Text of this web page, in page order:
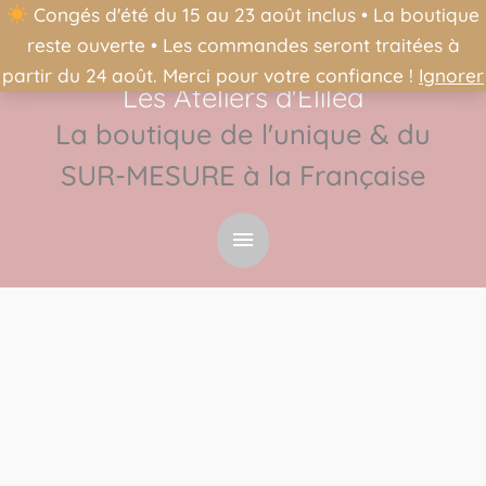
Congés d'été du 15 au 23 août inclus • La boutique
reste ouverte • Les commandes seront traitées à
partir du 24 août. Merci pour votre confiance ! Ignorer
Les Ateliers d'Éliléa
La boutique de l'unique & du
SUR-MESURE à la Française
Menu
principal